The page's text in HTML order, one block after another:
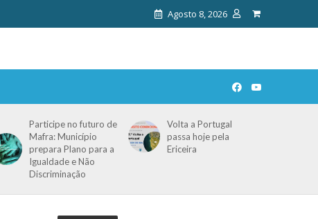
Agosto 8, 2026
Participe no futuro de
Mafra: Município
prepara Plano para a
Igualdade e Não
Discriminação
Volta a Portugal
passa hoje pela
Ericeira